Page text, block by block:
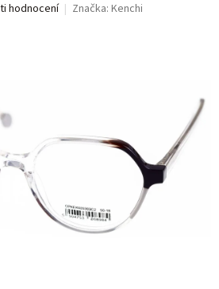
hodnocení Značka: Kenchi